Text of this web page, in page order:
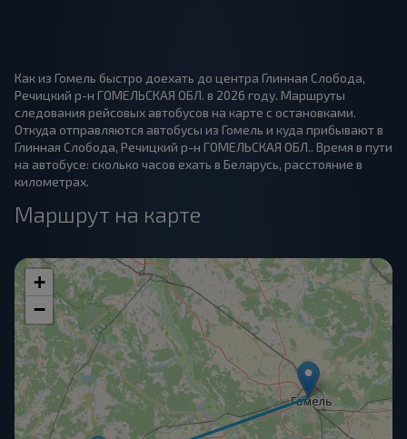
Как из Гомель быстро доехать до центра Глинная Слобода,
Речицкий р-н ГОМЕЛЬСКАЯ ОБЛ. в 2026 году. Маршруты
следования рейсовых автобусов на карте с остановками.
Откуда отправляются автобусы из Гомель и куда прибывают в
Глинная Слобода, Речицкий р-н ГОМЕЛЬСКАЯ ОБЛ.. Время в пути
на автобусе: сколько часов ехать в Беларусь, расстояние в
километрах.
Маршрут на карте
+
−